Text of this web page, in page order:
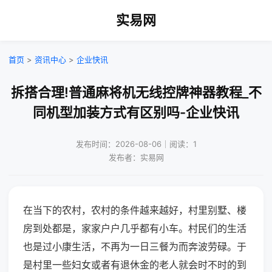
实易网
首页 > 资讯中心 > 企业快讯
拆搭合理!普通麻将机无线控牌神器教程_不
同机型加装方式有区别吗-企业快讯
发布时间：2026-08-06｜阅读：1
发布者：实易网
在当下的农村，农村的条件越来越好，村里别墅、楼
房到处都是，家家户户几乎都有小车。村民们的生活
也是过小康生活，不再为一日三餐为而奔波劳碌。于
是村里一些妇女或者有退休金的老人就会时不时的到